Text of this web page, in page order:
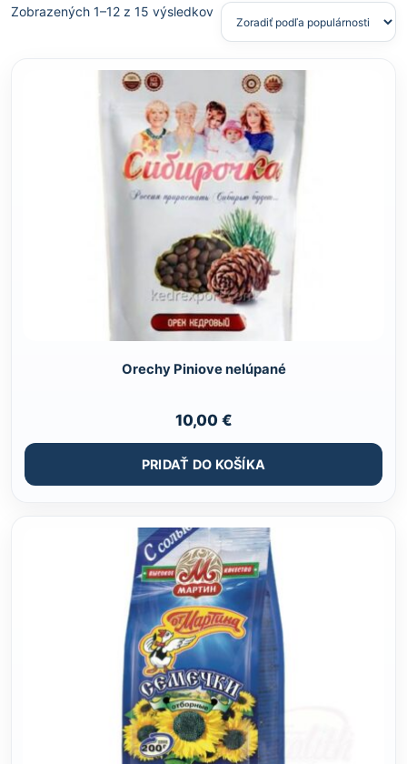
Zobrazených 1–12 z 15 výsledkov
Orechy Piniove nelúpané
10,00 €
PRIDAŤ DO KOŠÍKA